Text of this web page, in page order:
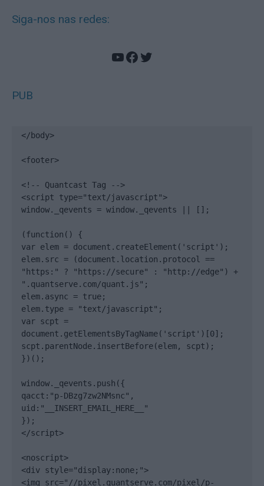
Siga-nos nas redes:
YouTube
Facebook
Twitter
PUB
</body>
<footer>
<!-- Quantcast Tag -->
<script type="text/javascript">
window._qevents = window._qevents || [];
(function() {
var elem = document.createElement('script');
elem.src = (document.location.protocol ==
"https:" ? "https://secure" : "http://edge") +
".quantserve.com/quant.js";
elem.async = true;
elem.type = "text/javascript";
var scpt =
document.getElementsByTagName('script')[0];
scpt.parentNode.insertBefore(elem, scpt);
})();
window._qevents.push({
qacct:"p-DBzg7zw2NMsnc",
uid:"__INSERT_EMAIL_HERE__"
});
</script>
<noscript>
<div style="display:none;">
<img src="//pixel.quantserve.com/pixel/p-